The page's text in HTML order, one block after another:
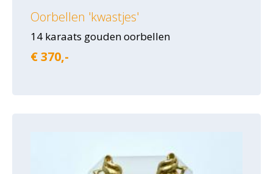
Oorbellen 'kwastjes'
14 karaats gouden oorbellen
€ 370,-